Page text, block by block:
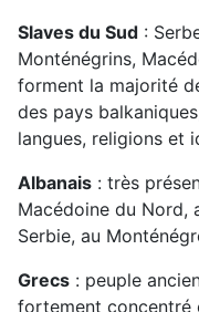
Slaves du Sud :
Monténégrins,
forment la majorité
des pays
langues, religions et
Albanais : très
Macédoine du Nord,
Serbie, au
Grecs : peuple
fortement concentré